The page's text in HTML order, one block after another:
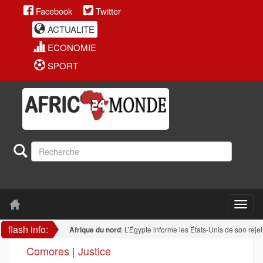
Facebook
Twitter
ACTUALITE
ECONOMIE
SPORT
flash info:Afrique du nord: L’Égypte informe les États-Unis de son rejet de
Comores | Justice